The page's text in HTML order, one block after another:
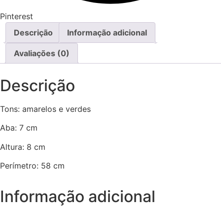
Pinterest
Descrição
Informação adicional
Avaliações (0)
Descrição
Tons: amarelos e verdes
Aba: 7 cm
Altura: 8 cm
Perímetro: 58 cm
Informação adicional